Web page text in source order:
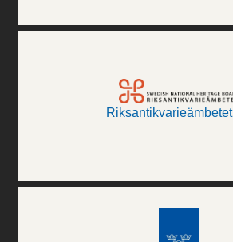
Riksantikvarieämbetet